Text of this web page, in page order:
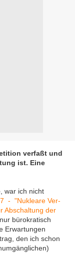
verfaßt und
ist. Eine
war ich nicht
- "Nukleare Ver-
Abschaltung der
bürokratisch
Erwartungen
den ich schon